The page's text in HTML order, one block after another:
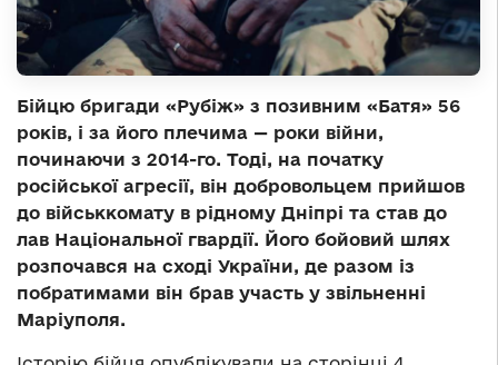
Бійцю бригади «Рубіж» з позивним «Батя» 56
років, і за його плечима — роки війни,
починаючи з 2014-го. Тоді, на початку
російської агресії, він добровольцем прийшов
до військкомату в рідному Дніпрі та став до
лав Національної гвардії. Його бойовий шлях
розпочався на сході України, де разом із
побратимами він брав участь у звільненні
Маріуполя.